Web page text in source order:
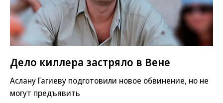
Дело киллера застряло в Вене
Аслану Гагиеву подготовили новое обвинение, но не
могут предъявить